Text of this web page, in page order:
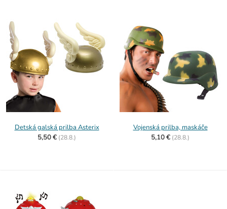
Detská galská prilba Asterix
5,50 € (28.8.)
Vojenská prilba, maskáče
5,10 € (28.8.)